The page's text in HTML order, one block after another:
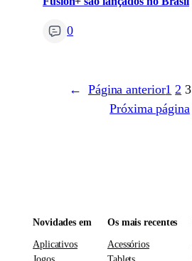
0
← Página anterior1 2 3
Próxima página
Novidades em
Aplicativos
Os mais recentes
Acessórios